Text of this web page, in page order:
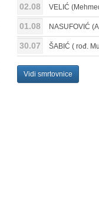
02.08 VELIĆ
01.08 NASUFOVIĆ
30.07 ŠABIĆ ( rođ.
Vidi smrtovnice